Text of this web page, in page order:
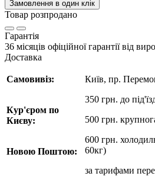
Замовлення в один клік
Товар розпродано
Гарантія
36 місяців офіційної гарантії від
Доставка
Самовивіз:
Кур'єром по
Києву:
Новою Поштою:
Київ, пр.
350 грн. до
500 грн.
600 грн.
60кг)
за тарифами